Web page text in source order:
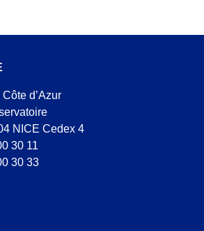
d’Azur
NICE Cedex 4
30 11
30 33